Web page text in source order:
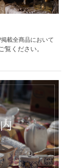
掲載全商品において
覧ください。